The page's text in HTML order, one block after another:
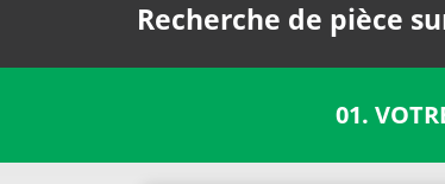
Recherche de pièce
01.